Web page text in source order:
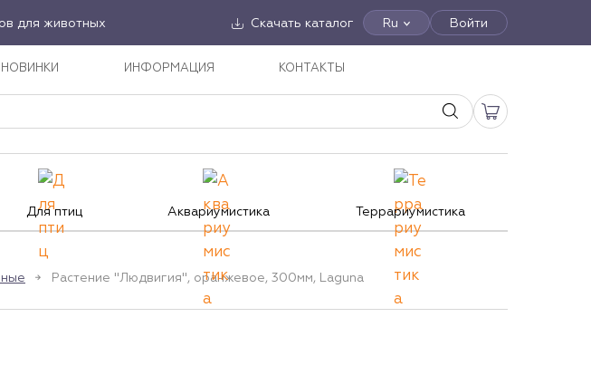
для животных Скачать каталог Ru Войти
ИНФОРМАЦИЯ КОНТАКТЫ
Для птиц Аквариумистика Террариумистика
Растение "Людвигия", оранжевое, 300мм, Laguna